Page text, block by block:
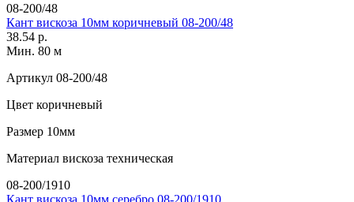
08-200/48
Кант вискоза 10мм коричневый 08-200/48
38.54 р.
Мин. 80 м
Артикул 08-200/48
Цвет коричневый
Размер 10мм
Материал вискоза техническая
08-200/1910
Кант вискоза 10мм серебро 08-200/1910